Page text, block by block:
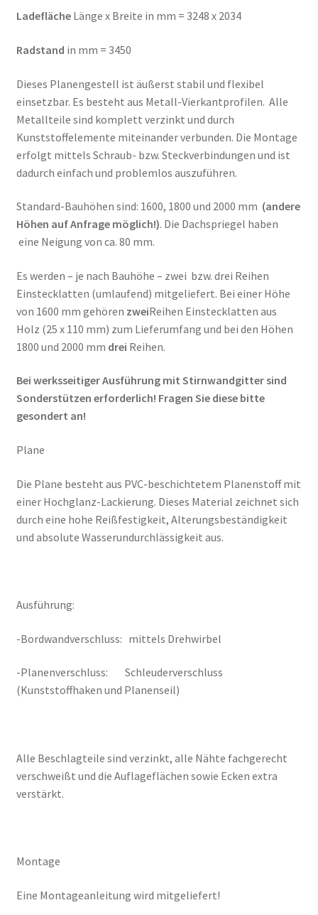
LadeflächeLänge x Breite in mm = 3248 x 2034
Radstand in mm = 3450
Dieses Planengestell ist äußerst stabil und flexibel
einsetzbar. Es besteht aus Metall-Vierkantprofilen. Alle
Metallteile sind komplett verzinkt und durch
Kunststoffelemente miteinander verbunden. Die Montage
erfolgt mittels Schraub- bzw. Steckverbindungen und ist
dadurch einfach und problemlos auszuführen.
Standard-Bauhöhen sind: 1600, 1800 und 2000 mm (andere
Höhen auf Anfrage möglich!). Die Dachspriegel haben
eine Neigung von ca. 80 mm.
Es werden – je nach Bauhöhe – zwei bzw. drei Reihen
Einstecklatten (umlaufend) mitgeliefert. Bei einer Höhe
von 1600 mm gehören zweiReihen Einstecklatten aus
Holz (25 x 110 mm) zum Lieferumfang und bei den Höhen
1800 und 2000 mm drei Reihen.
Bei werksseitiger Ausführung mit Stirnwandgitter sind
Sonderstützen erforderlich! Fragen Sie diese bitte
gesondert an!
Plane
Die Plane besteht aus PVC-beschichtetem Planenstoff mit
einer Hochglanz-Lackierung. Dieses Material zeichnet sich
durch eine hohe Reißfestigkeit, Alterungsbeständigkeit
und absolute Wasserundurchlässigkeit aus.
Ausführung:
-Bordwandverschluss: mittels Drehwirbel
-Planenverschluss: Schleuderverschluss
(Kunststoffhaken und Planenseil)
Alle Beschlagteile sind verzinkt, alle Nähte fachgerecht
verschweißt und die Auflageflächen sowie Ecken extra
verstärkt.
Montage
Eine Montageanleitung wird mitgeliefert!